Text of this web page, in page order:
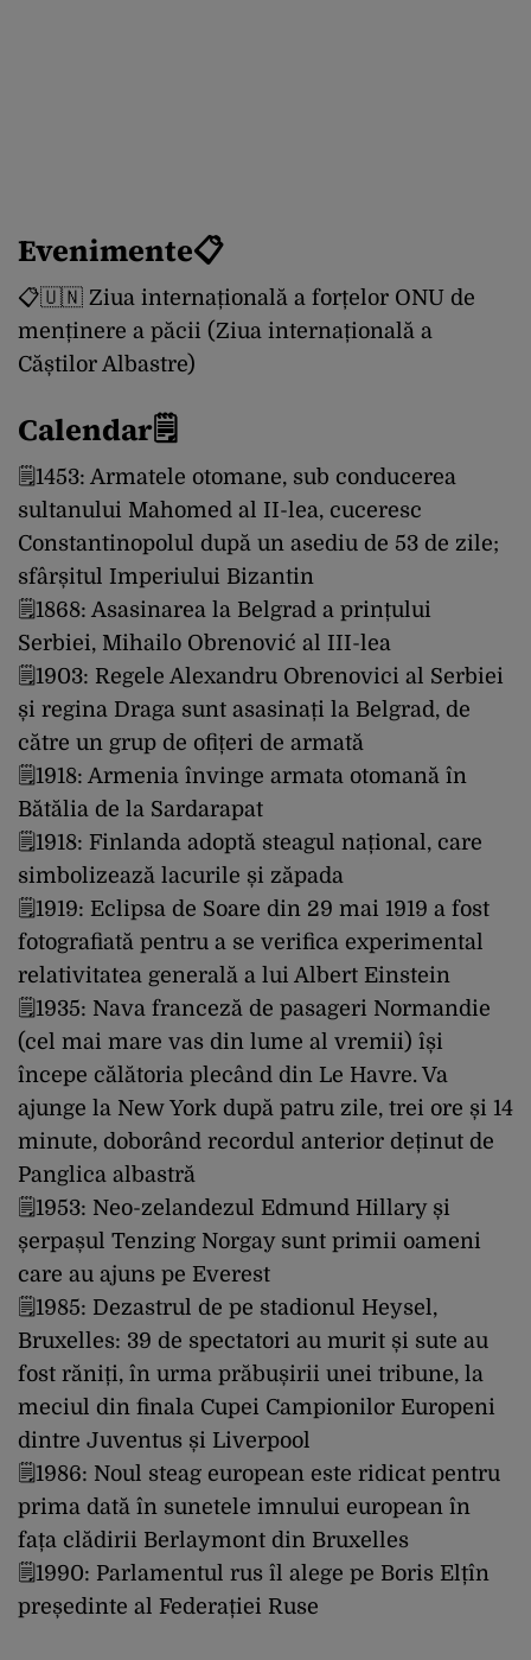
Evenimente📋
📋🇺🇳 Ziua internațională a forțelor ONU de
menținere a păcii (Ziua internațională a
Căștilor Albastre)
Calendar🗒
🗒1453: Armatele otomane, sub conducerea
sultanului Mahomed al II-lea, cuceresc
Constantinopolul după un asediu de 53 de zile;
sfârșitul Imperiului Bizantin
🗒1868: Asasinarea la Belgrad a prințului
Serbiei, Mihailo Obrenović al III-lea
🗒1903: Regele Alexandru Obrenovici al Serbiei
și regina Draga sunt asasinați la Belgrad, de
către un grup de ofițeri de armată
🗒1918: Armenia învinge armata otomană în
Bătălia de la Sardarapat
🗒1918: Finlanda adoptă steagul național, care
simbolizează lacurile și zăpada
🗒1919: Eclipsa de Soare din 29 mai 1919 a fost
fotografiată pentru a se verifica experimental
relativitatea generală a lui Albert Einstein
🗒1935: Nava franceză de pasageri Normandie
(cel mai mare vas din lume al vremii) își
începe călătoria plecând din Le Havre. Va
ajunge la New York după patru zile, trei ore și 14
minute, doborând recordul anterior deținut de
Panglica albastră
🗒1953: Neo-zelandezul Edmund Hillary și
șerpașul Tenzing Norgay sunt primii oameni
care au ajuns pe Everest
🗒1985: Dezastrul de pe stadionul Heysel,
Bruxelles: 39 de spectatori au murit și sute au
fost răniți, în urma prăbușirii unei tribune, la
meciul din finala Cupei Campionilor Europeni
dintre Juventus și Liverpool
🗒1986: Noul steag european este ridicat pentru
prima dată în sunetele imnului european în
fața clădirii Berlaymont din Bruxelles
🗒1990: Parlamentul rus îl alege pe Boris Elțîn
președinte al Federației Ruse